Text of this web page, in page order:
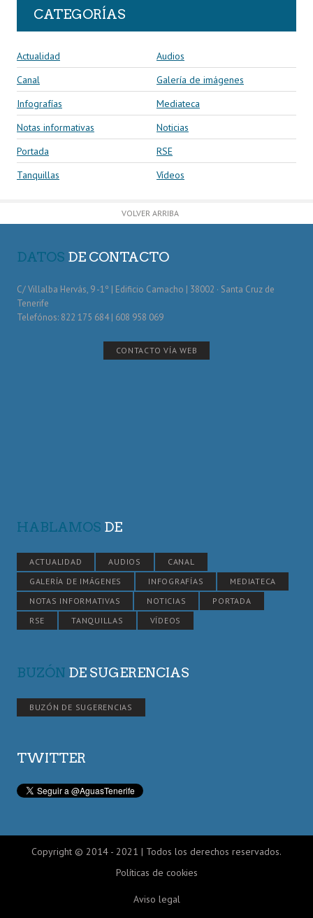
CATEGORÍAS
Actualidad
Audios
Canal
Galería de imágenes
Infografías
Mediateca
Notas informativas
Noticias
Portada
RSE
Tanquillas
Vídeos
VOLVER ARRIBA
DATOS DE CONTACTO
C/ Villalba Hervás, 9 -1º | Edificio Camacho | 38002 · Santa Cruz de
Tenerife
Telefónos: 822 175 684 | 608 958 069
CONTACTO VÍA WEB
HABLAMOS DE
ACTUALIDAD AUDIOS
CANAL
GALERÍA DE IMÁGENES
INFOGRAFÍAS
MEDIATECA
NOTAS INFORMATIVAS
NOTICIAS
PORTADA
RSE
TANQUILLAS VÍDEOS
BUZÓN DE SUGERENCIAS
BUZÓN DE SUGERENCIAS
TWITTER
Copyright © 2014 - 2021 | Todos los derechos reservados.
Políticas de cookies
Aviso legal